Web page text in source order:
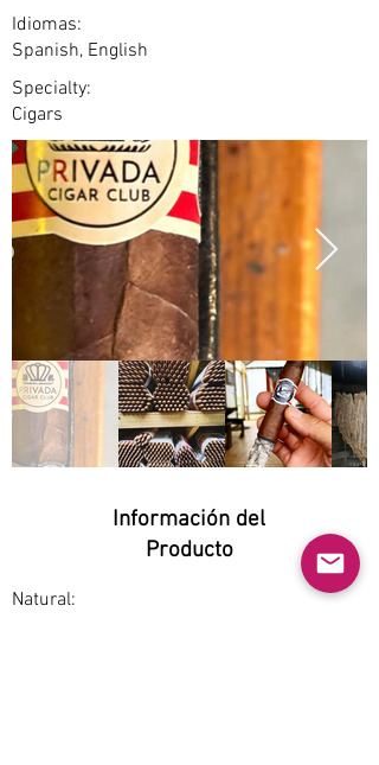
Idiomas:
Spanish, English
Specialty:
Cigars
Información del
Producto
Natural: